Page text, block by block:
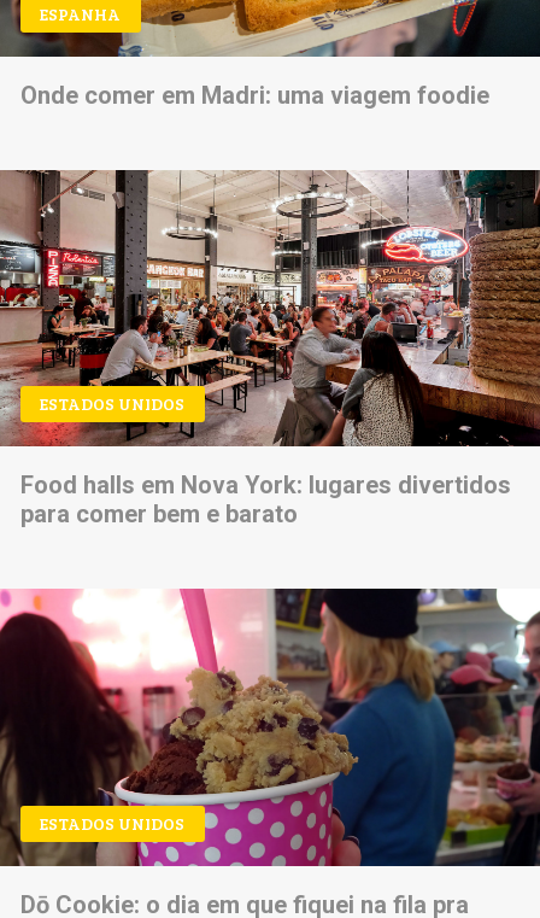
ESPANHA
Onde comer em Madri: uma viagem foodie
ESTADOS UNIDOS
Food halls em Nova York: lugares divertidos
para comer bem e barato
ESTADOS UNIDOS
Dō Cookie: o dia em que fiquei na fila pra